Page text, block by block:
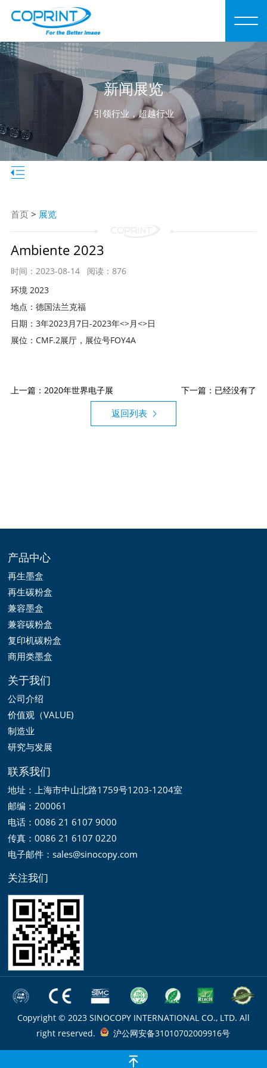
新闻展览
引领行业，超越行业
首页> 展览
Ambiente 2023
时间：2023-08-14
阅读：876
环境 2023
地点：德国法兰克福
日期：3年2023月7日-2023年<>月<>日
展位：CMF.2展厅，展位号FOY4A
上一篇：2020年世界电子展 下一篇：已经没有了
返回列表
产品中心
再生墨盒
再生碳粉盒
兼容墨盒
兼容碳粉盒
复印机碳粉盒
商用类墨盒
关于我们
公司介绍
价值观（VALUE)
制造业
研究与发展
联系我们
地址：上海市中山北路1759号1203-1204室
邮编：200061
电话：0086 21 6107 9000
传真：0086 21 6107 0220
电子邮件：sales@sinocopy.com
关注我们
Copyright © 2023 SINOCOPY INTERNATIONAL CO., LTD. All
right reserved.
沪公网安备31010702009916号